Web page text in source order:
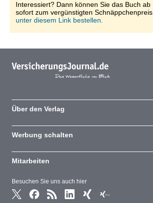
Interessiert? Dann können Sie das Buch ab
sofort zum vergünstigten Schnäppchenpreis
unter diesem Link bestellen.
Besuchen Sie uns auch hier
Über den Verlag
Werbung schalten
Mitarbeiten